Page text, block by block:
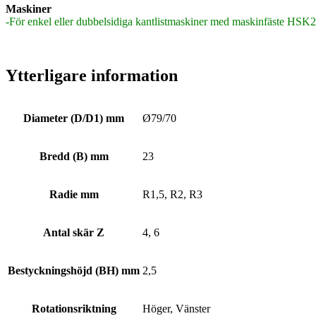
Maskiner
-För enkel eller dubbelsidiga kantlistmaskiner med maskinfäste
Ytterligare information
Diameter (D/D1) mm Ø79/70
Bredd (B) mm 23
Radie mm R1,5, R2, R3
Antal skär Z 4, 6
Bestyckningshöjd (BH) mm 2,5
Rotationsriktning Höger, Vänster